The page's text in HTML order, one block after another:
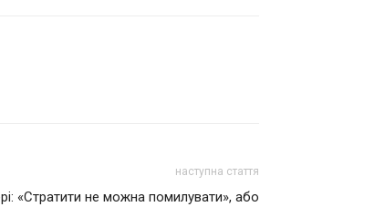
наступна стаття
«Cтратити не можна помилувати», або